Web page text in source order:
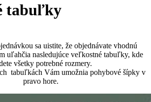
tabuľky
sa uistite, že objednávate vhodnú
uľahčia nasledujúce veľkostné tabuľky, kde
všetky potrebné rozmery.
tabuľkách Vám umožnia pohybové šípky v
pravo hore.